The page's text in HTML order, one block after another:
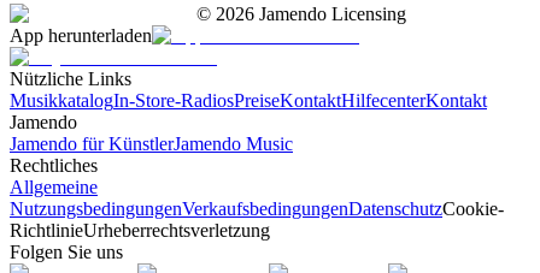
© 2026 Jamendo Licensing
App herunterladen
Nützliche Links
MusikkatalogIn-Store-RadiosPreiseKontaktHilfecenterKontakt
Jamendo
Jamendo für KünstlerJamendo Music
Rechtliches
Allgemeine
NutzungsbedingungenVerkaufsbedingungenDatenschutzCookie-
RichtlinieUrheberrechtsverletzung
Folgen Sie uns